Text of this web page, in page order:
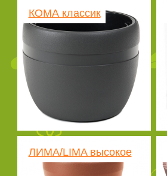
КОМА классик
ЛИМА/LIMA высокое